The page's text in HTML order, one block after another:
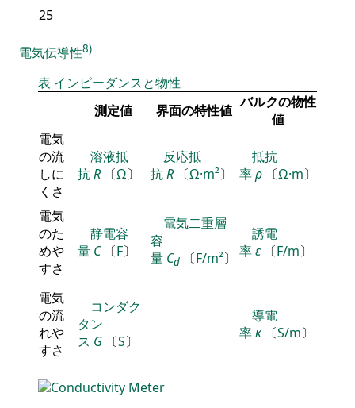
25
電気伝導性8)
表 インピーダンスと物性
測定値
界面の特性値 バルクの物性
値
電気
の流
しに
くさ
溶液抵
抗R 〔Ω〕
反応抵
抗R 〔Ω·m²〕
抵抗
率ρ 〔Ω·m〕
電気
のた
めや
すさ
静電容
量 C〔F〕
電気二重層
容
量 Cd 〔F/m²〕
誘電
率ε〔F/m〕
電気
の流
れや
すさ
コンダク
タン
ス G 〔S〕
導電
率κ 〔S/m〕
Conductivity Meter